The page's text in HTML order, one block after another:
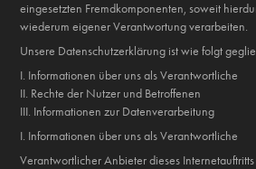
eingesetzten Fremdkomponenten, soweit
wiederum eigener Verantwortung verarbeiten.
Unsere Datenschutzerklärung ist wie folgt
I. Informationen über uns als Verantwortliche
II. Rechte der Nutzer und Betroffenen
III. Informationen zur Datenverarbeitung
I. Informationen über uns als Verantwortliche
Verantwortlicher Anbieter dieses